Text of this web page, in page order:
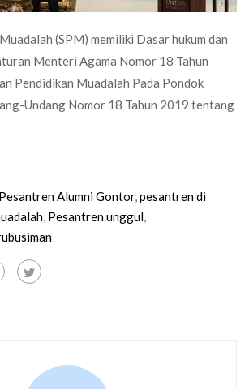
(SPM) memiliki Dasar hukum dan
Menteri Agama Nomor 18 Tahun
Pendidikan Muadalah Pada Pondok
Undang Nomor 18 Tahun 2019 tentang
Pesantren Alumni Gontor,pesantren di
, Pesantren unggul,